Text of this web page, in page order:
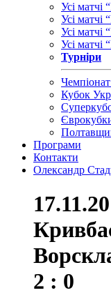
Усі матчі
Усі матчі
Усі матчі
Усі матчі
Турніри
Кубок
Програми
Контакти
Олександр
2 : 0